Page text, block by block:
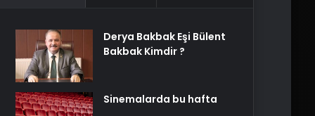
Derya Bakbak Eşi Bülent
Bakbak Kimdir ?
Sinemalarda bu hafta